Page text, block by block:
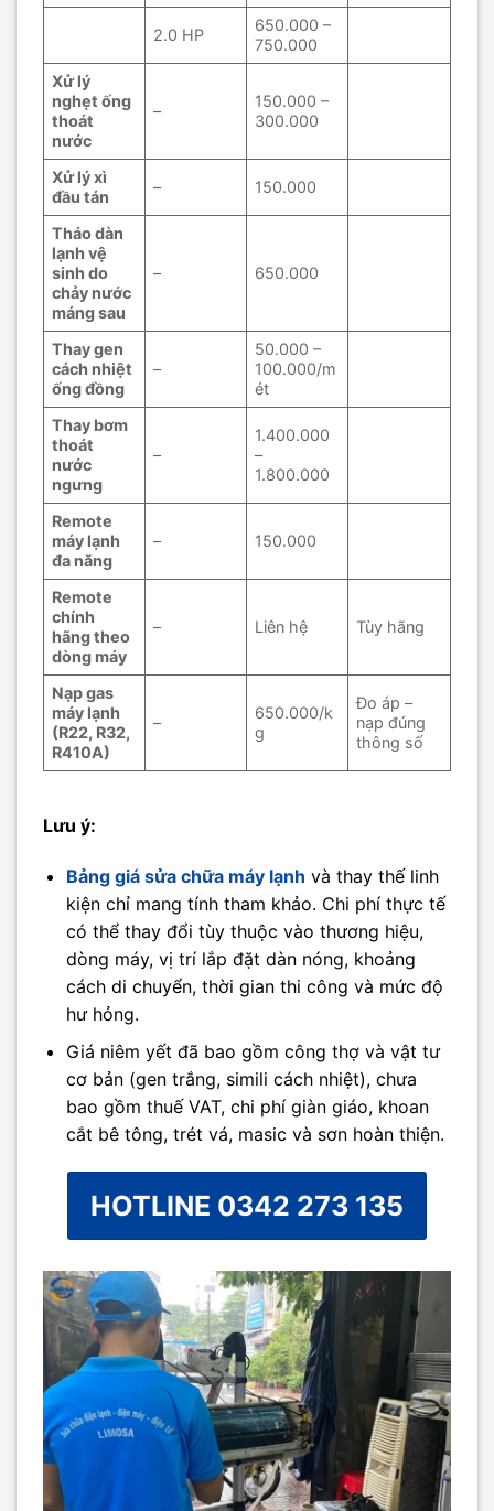
2.0 HP
650.000 –
750.000
Xử lý
nghẹt ống
thoát
nước
–
150.000 –
300.000
Xử lý xì
đầu tán
– 150.000
Tháo dàn
lạnh vệ
sinh do
chảy nước
máng sau
– 650.000
Thay gen
cách nhiệt
ống đồng
–
50.000 –
100.000/m
ét
Thay bơm
thoát
nước
ngưng
–
1.400.000
–
1.800.000
Remote
máy lạnh
đa năng
– 150.000
Remote
chính
hãng theo
dòng máy
– Liên hệ Tùy hãng
Nạp gas
máy lạnh
(R22, R32,
R410A)
–
650.000/k
g
Đo áp –
nạp đúng
thông số
Lưu ý:
Bảng giá sửa chữa máy lạnh và thay thế linh
kiện chỉ mang tính tham khảo. Chi phí thực tế
có thể thay đổi tùy thuộc vào thương hiệu,
dòng máy, vị trí lắp đặt dàn nóng, khoảng
cách di chuyển, thời gian thi công và mức độ
hư hỏng.
Giá niêm yết đã bao gồm công thợ và vật tư
cơ bản (gen trắng, simili cách nhiệt), chưa
bao gồm thuế VAT, chi phí giàn giáo, khoan
cắt bê tông, trét vá, masic và sơn hoàn thiện.
HOTLINE 0342 273 135